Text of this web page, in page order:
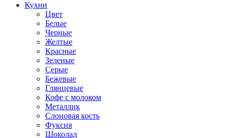
Кухни
Цвет
Белые
Черные
Желтые
Красные
Зеленые
Серые
Бежевые
Глянцевые
Кофе с молоком
Металлик
Слоновая кость
Фуксия
Шоколад